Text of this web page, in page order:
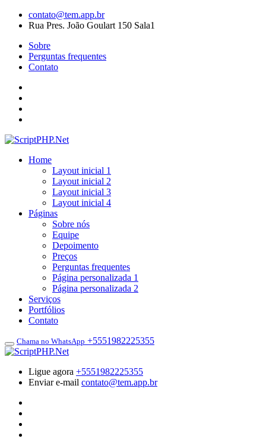
contato@tem.app.br
Rua Pres. João Goulart 150 Sala1
Sobre
Perguntas frequentes
Contato
Home
Layout inicial 1
Layout inicial 2
Layout inicial 3
Layout inicial 4
Páginas
Sobre nós
Equipe
Depoimento
Preços
Perguntas frequentes
Página personalizada 1
Página personalizada 2
Serviços
Portfólios
Contato
Chama no WhatsApp +5551982225355
Ligue agora +5551982225355
Enviar e-mail contato@tem.app.br